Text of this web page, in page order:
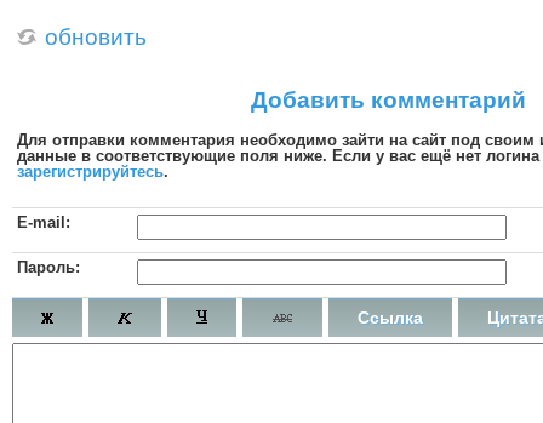
обновить
Добавить комментарий
Для отправки комментария необходимо зайти на сайт под
данные в соответствующие поля ниже. Если у вас ещё нет
зарегистрируйтесь.
E-mail:
Пароль:
Ссылка